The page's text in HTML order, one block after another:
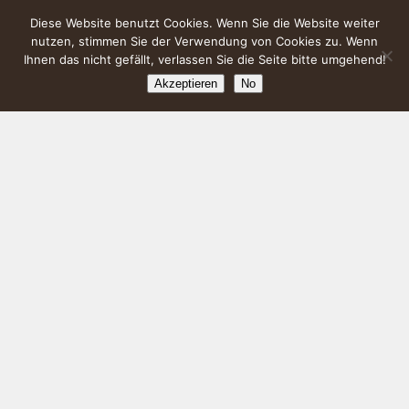
Diese Website benutzt Cookies. Wenn Sie die Website weiter
nutzen, stimmen Sie der Verwendung von Cookies zu. Wenn
Ihnen das nicht gefällt, verlassen Sie die Seite bitte umgehend!
Akzeptieren No